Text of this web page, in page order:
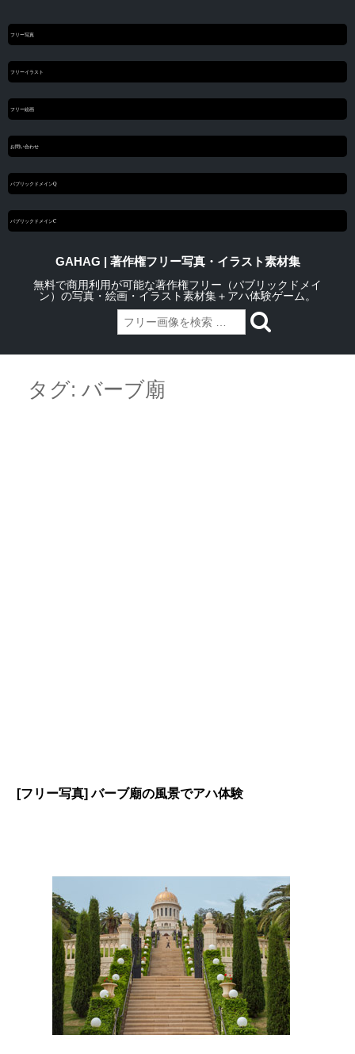
フリー写真
フリーイラスト
フリー絵画
お問い合わせ
パブリックドメインQ
パブリックドメインC
GAHAG | 著作権フリー写真・イラスト素材集
無料で商用利用が可能な著作権フリー（パブリックドメイ
ン）の写真・絵画・イラスト素材集＋アハ体験ゲーム。
contentタグ: バーブ廟
[フリー写真] バーブ廟の風景でアハ体験